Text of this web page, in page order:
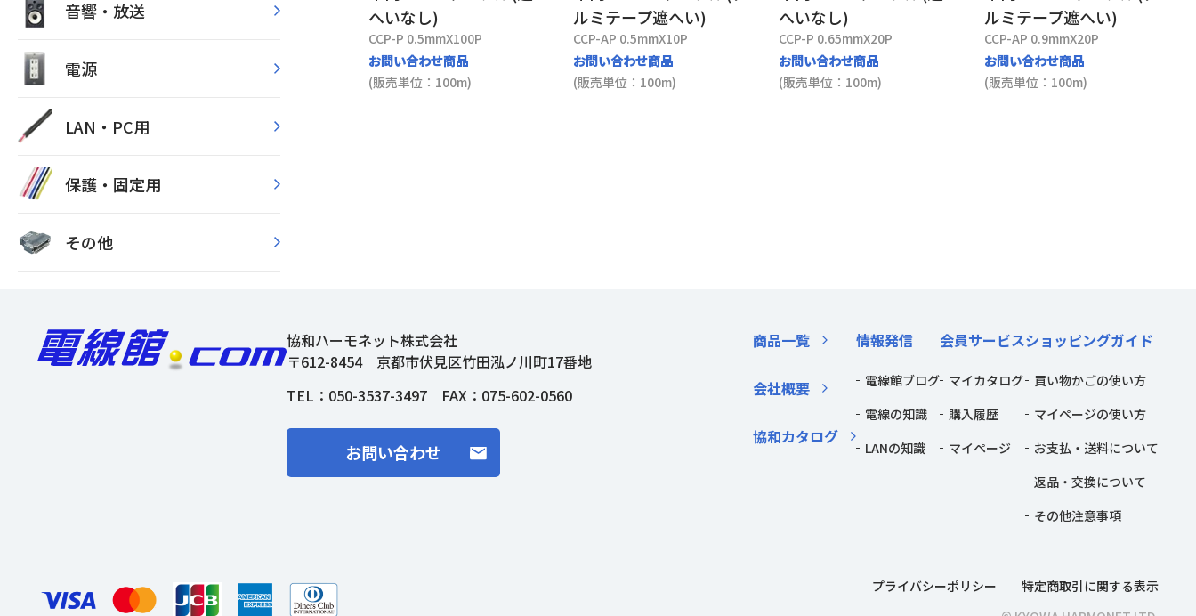
音響・放送
電源
LAN・PC用
保護・固定用
その他
へいなし)
CCP-P 0.5mmX100P
お問い合わせ商品
(販売単位：100m)
ルミテープ遮へい)
CCP-AP 0.5mmX10P
お問い合わせ商品
(販売単位：100m)
へいなし)
CCP-P 0.65mmX20P
お問い合わせ商品
(販売単位：100m)
ルミテープ遮へい)
CCP-AP 0.9mmX20P
お問い合わせ商品
(販売単位：100m)
協和ハーモネット株式会社
〒612-8454 京都市伏見区竹田泓ノ川町17番地
TEL： 050-3537-3497 FAX：075-602-0560
お問い合わせ
商品一覧
会社概要
協和カタログ
情報発信
電線館ブログ
電線の知識
LANの知識
会員サービス
マイカタログ
購入履歴
マイページ
ショッピングガイド
買い物かごの使い方
マイページの使い方
お支払・送料について
返品・交換について
その他注意事項
プライバシーポリシー
特定商取引に関する表示